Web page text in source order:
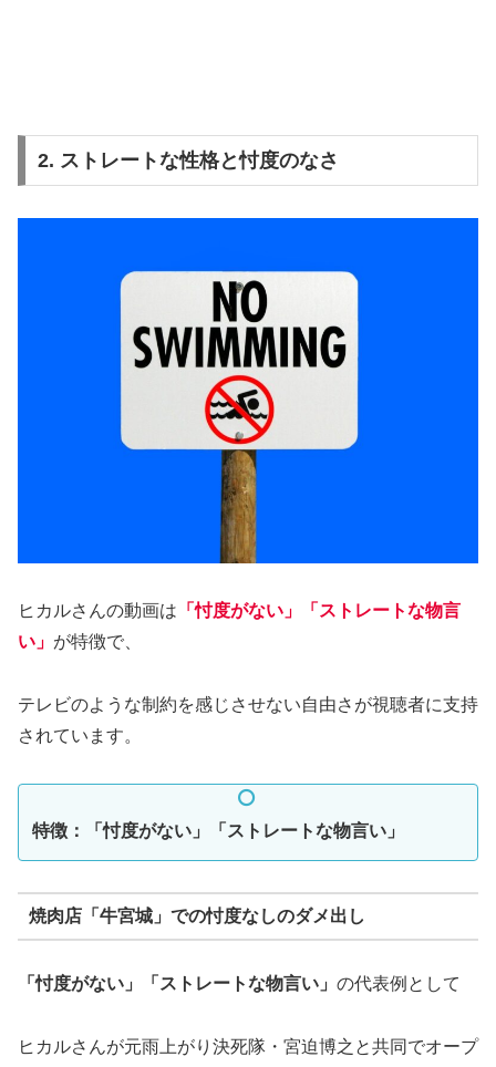
2. ストレートな性格と忖度のなさ
ヒカルさんの動画は 「忖度がない」「ストレートな物言
い 」 が特徴で、
テレビのような制約を感じさせない自由さが視聴者に支持
されています。
特徴：「忖度がない」「ストレートな物言い」
焼肉店「牛宮城」での忖度なしのダメ出し
「忖度がない」「ストレートな物言い」 の代表例として
ヒカルさんが元雨上がり決死隊・宮迫博之と共同でオープ